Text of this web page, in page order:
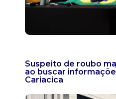
Suspeito de roubo
ao buscar
Cariacica